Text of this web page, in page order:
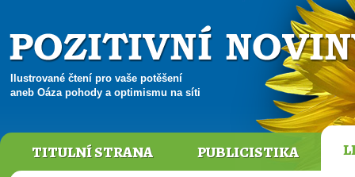
Ilustrované čtení pro vaše potěšení
aneb Oáza pohody a optimismu na síti
TITULNÍ STRANA PUBLICISTIKA